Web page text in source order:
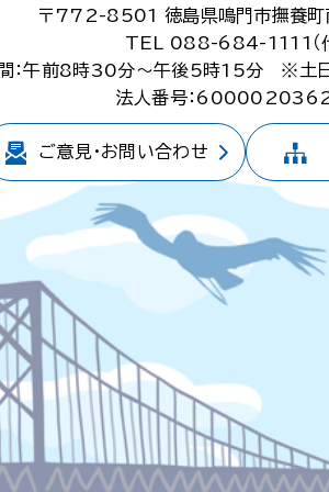
〒772-8501
徳島県鳴門市撫養
TEL 088-684-1111（代
：午前8時30分～午後5時15分
※土
法人番号：
ご意見・お問い合わせ